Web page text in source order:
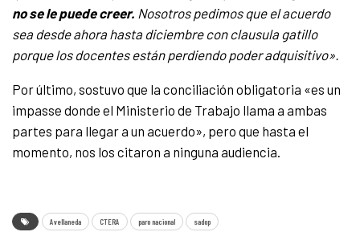
no se le puede creer. Nosotros pedimos que el acuerdo
sea desde ahora hasta diciembre con clausula gatillo
porque los docentes están perdiendo poder adquisitivo».
Por último, sostuvo que la conciliación obligatoria «es un
impasse donde el Ministerio de Trabajo llama a ambas
partes para llegar a un acuerdo», pero que hasta el
momento, nos los citaron a ninguna audiencia.
Avellaneda CTERA paro nacional sadop